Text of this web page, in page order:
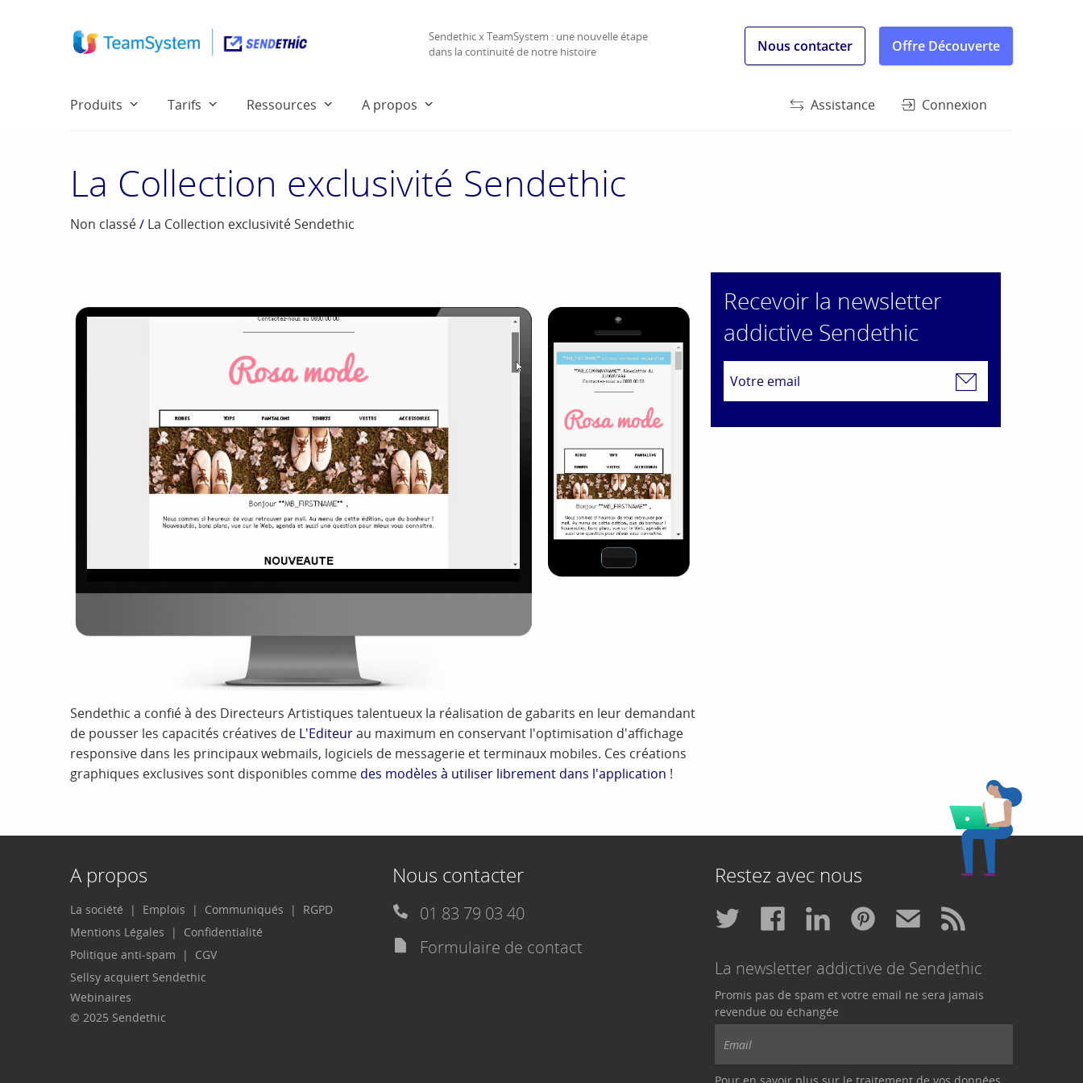
Sendethic x TeamSystem : une nouvelle étape
dans la continuité de notre histoire
Nous contacter Offre Découverte
Produits Tarifs Ressources A propos Assistance Connexion
La Collection exclusivité Sendethic
Non classé/ La Collection exclusivité Sendethic
Sendethic a confié à des Directeurs Artistiques talentueux la réalisation de gabarits en leur demandant
de pousser les capacités créatives de L'Editeurau maximum en conservant l'optimisation d'affichage
responsive dans les principaux webmails, logiciels de messagerie et terminaux mobiles. Ces créations
graphiques exclusives sont disponibles comme des modèles à utiliser librement dans l'application !
Recevoir la newsletter
addictive Sendethic
A propos
La société Emplois Communiqués
RGPD
Mentions Légales
Confidentialité
Politique anti-spam
CGV
Sellsy acquiert Sendethic
Webinaires
© 2025 Sendethic
Nous contacter
01 83 79 03 40
Formulaire de contact
Restez avec nous
La newsletter addictive de Sendethic
Promis pas de spam et votre email ne sera jamais
revendue ou échangée